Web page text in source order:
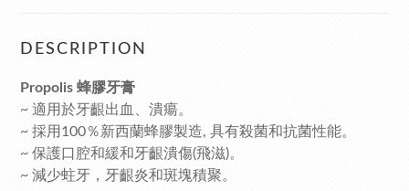
DESCRIPTION
Propolis 蜂膠牙膏
~ 適用於牙齦出血、潰瘍。
~ 採用100％新西蘭蜂膠製造, 具有殺菌和抗菌性能。
~ 保護口腔和緩和牙齦潰傷(飛滋)。
~ 減少蛀牙，牙齦炎和斑塊積聚。